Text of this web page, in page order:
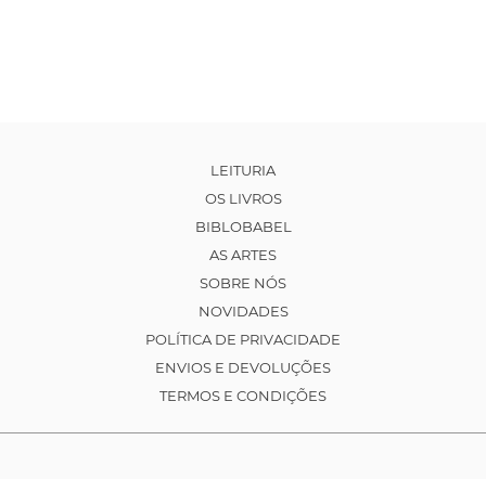
LEITURIA
OS LIVROS
BIBLOBABEL
AS ARTES
SOBRE NÓS
NOVIDADES
POLÍTICA DE PRIVACIDADE
ENVIOS E DEVOLUÇÕES
TERMOS E CONDIÇÕES